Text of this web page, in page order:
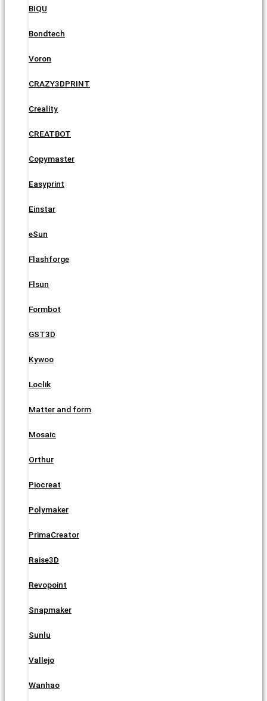
BIQU
Bondtech
Voron
CRAZY3DPRINT
Creality
CREATBOT
Copymaster
Easyprint
Einstar
eSun
Flashforge
Flsun
Formbot
GST3D
Kywoo
Loclik
Matter and form
Mosaic
Orthur
Piocreat
Polymaker
PrimaCreator
Raise3D
Revopoint
Snapmaker
Sunlu
Vallejo
Wanhao